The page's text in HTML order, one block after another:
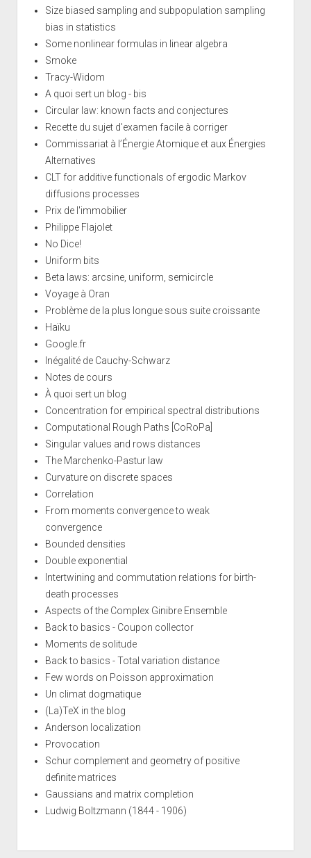
Size biased sampling and subpopulation sampling
bias in statistics
Some nonlinear formulas in linear algebra
Smoke
Tracy-Widom
A quoi sert un blog - bis
Circular law: known facts and conjectures
Recette du sujet d'examen facile à corriger
Commissariat à l’Énergie Atomique et aux Énergies
Alternatives
CLT for additive functionals of ergodic Markov
diffusions processes
Prix de l'immobilier
Philippe Flajolet
No Dice!
Uniform bits
Beta laws: arcsine, uniform, semicircle
Voyage à Oran
Problème de la plus longue sous suite croissante
Haïku
Google.fr
Inégalité de Cauchy-Schwarz
Notes de cours
À quoi sert un blog
Concentration for empirical spectral distributions
Computational Rough Paths [CoRoPa]
Singular values and rows distances
The Marchenko-Pastur law
Curvature on discrete spaces
Correlation
From moments convergence to weak
convergence
Bounded densities
Double exponential
Intertwining and commutation relations for birth-
death processes
Aspects of the Complex Ginibre Ensemble
Back to basics - Coupon collector
Moments de solitude
Back to basics - Total variation distance
Few words on Poisson approximation
Un climat dogmatique
(La)TeX in the blog
Anderson localization
Provocation
Schur complement and geometry of positive
definite matrices
Gaussians and matrix completion
Ludwig Boltzmann (1844 - 1906)